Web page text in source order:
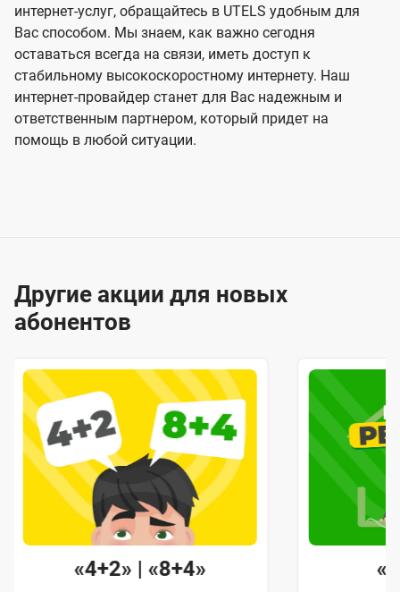
интернет-услуг, обращайтесь в UTELS удобным для
Вас способом. Мы знаем, как важно сегодня
оставаться всегда на связи, иметь доступ к
стабильному высокоскоростному интернету. Наш
интернет-провайдер станет для Вас надежным и
ответственным партнером, который придет на
помощь в любой ситуации.
Другие акции для новых
абонентов
«4+2» | «8+4»